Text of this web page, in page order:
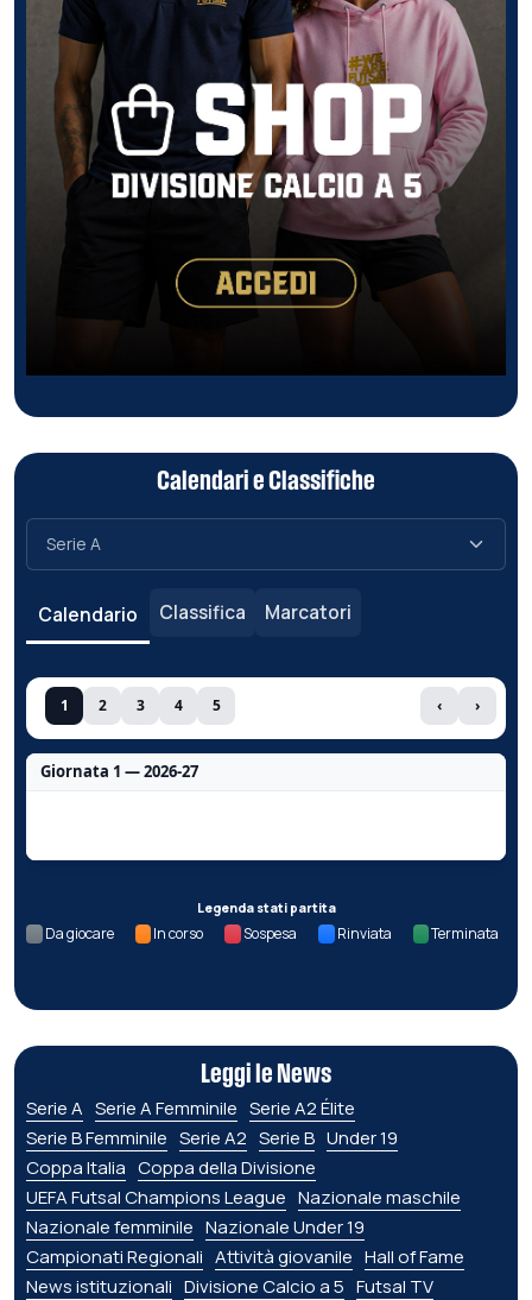
Calendari e Classifiche
Calendario Classifica Marcatori
1 2 3 4 5 ‹ ›
Giornata 1 — 2026-27
Legenda stati partita
Da giocare In corso Sospesa Rinviata Terminata
Leggi le News
Serie A Serie A Femminile Serie A2 Élite
Serie B Femminile Serie A2 Serie B Under 19
Coppa Italia Coppa della Divisione
UEFA Futsal Champions League Nazionale maschile
Nazionale femminile Nazionale Under 19
Campionati Regionali Attività giovanile Hall of Fame
News istituzionali Divisione Calcio a 5 Futsal TV